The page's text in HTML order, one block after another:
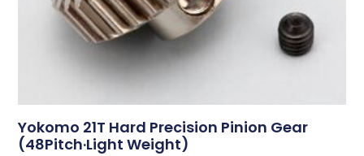
Yokomo 21T Hard Precision Pinion Gear
(48Pitch·Light Weight)